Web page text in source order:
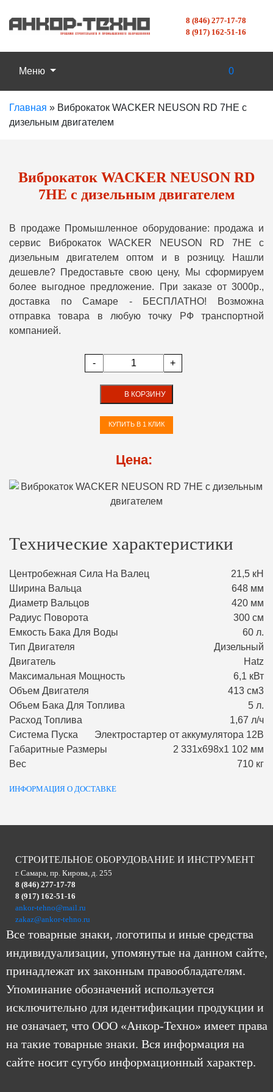
8 (846) 277-17-78
8 (917) 162-51-16
Меню 0
Главная » Виброкаток WACKER NEUSON RD 7НE с
дизельным двигателем
Виброкаток WACKER NEUSON RD
7НE с дизельным двигателем
В продаже Промышленное оборудование: продажа и
сервис Виброкаток WACKER NEUSON RD 7НE с
дизельным двигателем оптом и в розницу. Нашли
дешевле? Предоставьте свою цену, Мы сформируем
более выгодное предложение. При заказе от 3000р.,
доставка по Самаре - БЕСПЛАТНО! Возможна
отправка товара в любую точку РФ транспортной
компанией.
- +
В КОРЗИНУ
КУПИТЬ В 1 КЛИК
Цена:
Технические характеристики
Центробежная Сила На Валец
21,5 кН
Ширина Вальца
648 мм
Диаметр Вальцов
420 мм
Радиус Поворота
300 см
Емкость Бака Для Воды
60 л.
Тип Двигателя
Дизельный
Двигатель
Hatz
Максимальная Мощность
6,1 кВт
Объем Двигателя
413 см3
Объем Бака Для Топлива
5 л.
Расход Топлива
1,67 л/ч
Система Пуска
Электростартер от аккумулятора 12В
Габаритные Размеры
2 331х698х1 102 мм
Вес
710 кг
ИНФОРМАЦИЯ О ДОСТАВКЕ
СТРОИТЕЛЬНОЕ ОБОРУДОВАНИЕ И ИНСТРУМЕНТ
г. Самара, пр. Кирова, д. 255
8 (846) 277-17-78
8 (917) 162-51-16
ankor-tehno@mail.ru
zakaz@ankor-tehno.ru
Все товарные знаки, логотипы и иные средства
индивидуализации, упомянутые на данном сайте,
принадлежат их законным правообладателям.
Упоминание обозначений используется
исключительно для идентификации продукции и
не означает, что ООО «Анкор-Техно» имеет права
на такие товарные знаки. Вся информация на
сайте носит сугубо информационный характер.